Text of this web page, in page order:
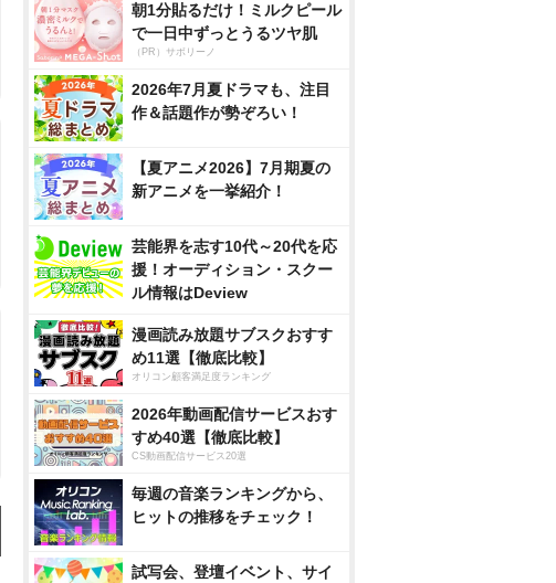
朝1分貼るだけ！ミルクピール
で一日中ずっとうるツヤ肌
（PR）サボリーノ
2026年7月夏ドラマも、注目
作＆話題作が勢ぞろい！
【夏アニメ2026】7月期夏の
新アニメを一挙紹介！
芸能界を志す10代～20代を応
援！オーディション・スクー
ル情報はDeview
漫画読み放題サブスクおすす
め11選【徹底比較】
オリコン顧客満足度ランキング
2026年動画配信サービスおす
すめ40選【徹底比較】
CS動画配信サービス20選
毎週の音楽ランキングから、
ヒットの推移をチェック！
試写会、登壇イベント、サイ